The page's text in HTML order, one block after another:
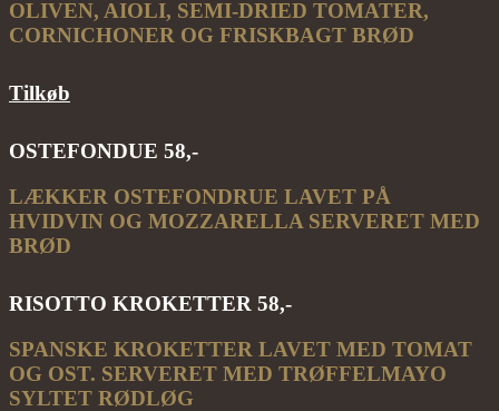
OLIVEN, AIOLI, SEMI-DRIED TOMATER,
CORNICHONER OG FRISKBAGT BRØD
Tilkøb
OSTEFONDUE 58,-
LÆKKER OSTEFONDRUE LAVET PÅ
HVIDVIN OG MOZZARELLA SERVERET MED
BRØD
RISOTTO KROKETTER 58,-
SPANSKE KROKETTER LAVET MED TOMAT
OG OST. SERVERET MED TRØFFELMAYO
SYLTET RØDLØG